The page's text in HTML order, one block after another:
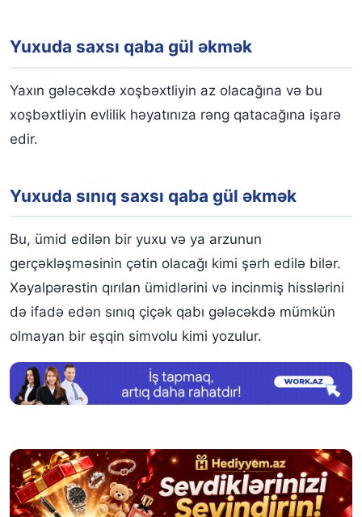
Yuxuda saxsı qaba gül əkmək
Yaxın gələcəkdə xoşbəxtliyin az olacağına və bu
xoşbəxtliyin evlilik həyatınıza rəng qatacağına işarə
edir.
Yuxuda sınıq saxsı qaba gül əkmək
Bu, ümid edilən bir yuxu və ya arzunun
gerçəkləşməsinin çətin olacağı kimi şərh edilə bilər.
Xəyalpərəstin qırılan ümidlərini və incinmiş hisslərini
də ifadə edən sınıq çiçək qabı gələcəkdə mümkün
olmayan bir eşqin simvolu kimi yozulur.